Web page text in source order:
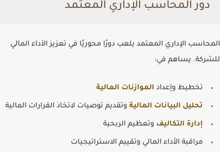
دور المحاسب الإداري المعتمد
المحاسب الإداري المعتمد يلعب دورًا محوريًا في تعزيز الأداء المالي
للشركة. يساهم في:
تخطيط وإعداد الموازنات المالية
تحليل البيانات المالية وتقديم توصيات لاتخاذ القرارات المالية
إدارة التكاليف وتعظيم الربحية
مراقبة الأداء المالي وتقييم الاستراتيجيات